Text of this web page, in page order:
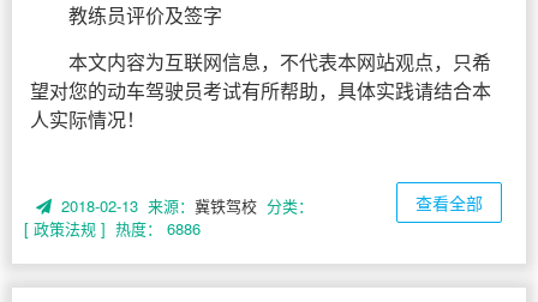
教练员评价及签字
本文内容为互联网信息，不代表本网站观点，只希
望对您的动车驾驶员考试有所帮助，具体实践请结合本
人实际情况！
2018-02-13 来源：冀铁驾校 分类：
[ 政策法规 ] 热度： 6886
查看全部